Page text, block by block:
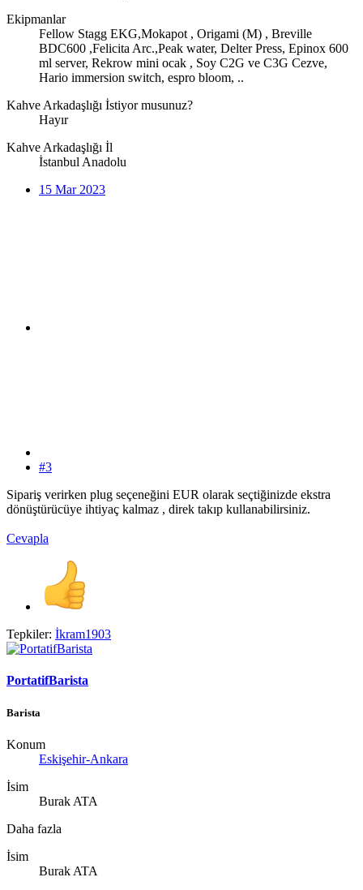
Ekipmanlar
Fellow Stagg EKG,Mokapot , Origami (M) , Breville
BDC600 ,Felicita Arc.,Peak water, Delter Press, Epinox 600
ml server, Rekrow mini ocak , Soy C2G ve C3G Cezve,
Hario immersion switch, espro bloom, ..
Kahve Arkadaşlığı İstiyor musunuz?
Hayır
Kahve Arkadaşlığı İl
İstanbul Anadolu
15 Mar 2023
#3
Sipariş verirken plug seçeneğini EUR olarak seçtiğinizde ekstra
dönüştürücüye ihtiyaç kalmaz , direk takıp kullanabilirsiniz.
Cevapla
Tepkiler: İkram1903
PortatifBarista
Barista
Konum
Eskişehir-Ankara
İsim
Burak ATA
Daha fazla
İsim
Burak ATA